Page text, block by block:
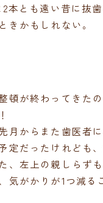
本とも遠い昔に抜
きかもしれない。
頓が終わってきた
月からまた歯医者
定だったけれども
、左上の親しらず
気がかりが1つ減る